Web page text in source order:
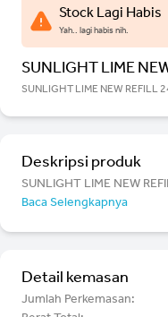
Stock Lagi Habis
Yah.. lagi habis nih.
SUNLIGHT LIME
SUNLIGHT LIME NEW REFILL
Deskripsi produk
SUNLIGHT LIME NEW
Baca Selengkapnya
Detail kemasan
Jumlah Perkemasan: